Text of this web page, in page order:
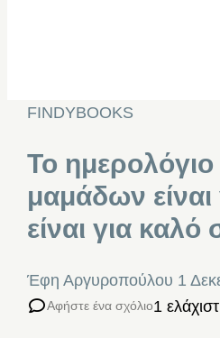
FINDYBOOKS
Το
μαμάδων είναι
είναι για
Έφη Αργυροπούλου 1
Αφήστε ένα σχόλιο1